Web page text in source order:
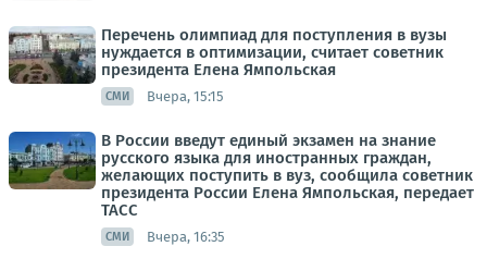
Перечень олимпиад для поступления в вузы
нуждается в оптимизации, считает советник
президента Елена Ямпольская
СМИ Вчера, 15:15
В России введут единый экзамен на знание
русского языка для иностранных граждан,
желающих поступить в вуз, сообщила советник
президента России Елена Ямпольская, передает
ТАСС
СМИ Вчера, 16:35